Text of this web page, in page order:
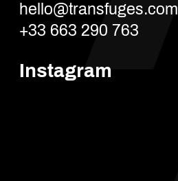
hello@transfuges.com
+33 663 290 763
Instagram